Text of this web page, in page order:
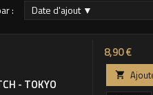
: Date d'ajout ▼
- TOKYO
Prix
8,90 €
